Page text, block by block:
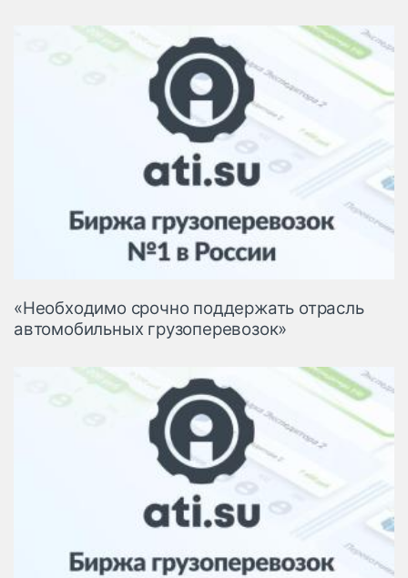
«Необходимо срочно поддержать отрасль
автомобильных грузоперевозок»